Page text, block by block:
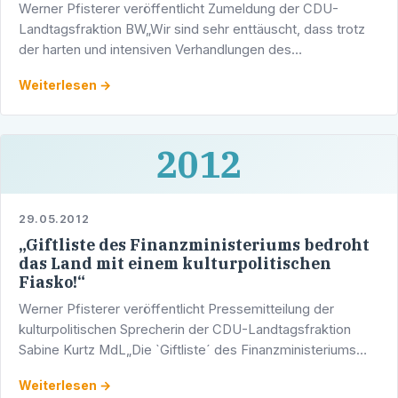
Werner Pfisterer veröffentlicht Zumeldung der CDU-
Landtagsfraktion BW„Wir sind sehr enttäuscht, dass trotz
der harten und intensiven Verhandlungen des
konnte, die das …
Weiterlesen →
2012
29.05.2012
„Giftliste des Finanzministeriums bedroht
das Land mit einem kulturpolitischen
Fiasko!“
Werner Pfisterer veröffentlicht Pressemitteilung der
kulturpolitischen Sprecherin der CDU-Landtagsfraktion
Sabine Kurtz MdL„Die `Giftliste´ des Finanzministeriums
Weiterlesen →